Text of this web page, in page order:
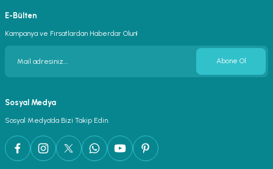
E-Bülten
Kampanya ve Fırsatlardan Haberdar Olun!
Abone Ol
Sosyal Medya
Sosyal Medya’da Bizi Takip Edin.